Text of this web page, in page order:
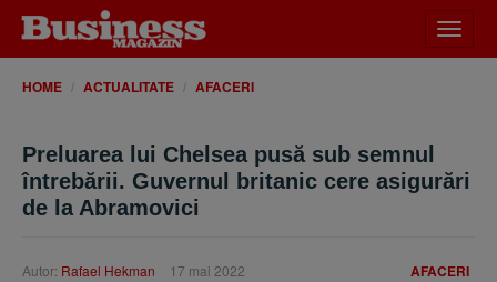
meniu
HOME ACTUALITATE AFACERI
Preluarea lui Chelsea pusă sub semnul
întrebării. Guvernul britanic cere asigurări
de la Abramovici
AFACERI
Autor: Rafael Hekman 17 mai 2022